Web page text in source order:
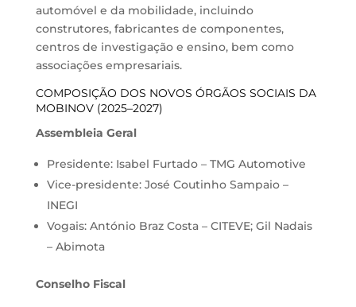
automóvel e da mobilidade, incluindo
construtores, fabricantes de componentes,
centros de investigação e ensino, bem como
associações empresariais.
COMPOSIÇÃO DOS NOVOS ÓRGÃOS SOCIAIS DA
MOBINOV (2025–2027)
Assembleia Geral
Presidente: Isabel Furtado – TMG Automotive
Vice-presidente: José Coutinho Sampaio –
INEGI
Vogais: António Braz Costa – CITEVE; Gil Nadais
– Abimota
Conselho Fiscal